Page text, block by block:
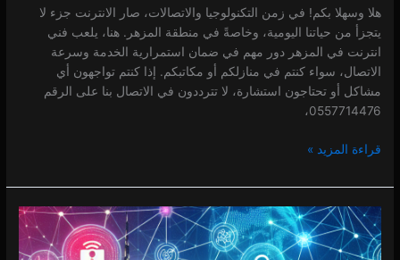
هلا وسهلا بكم! في زمن التكنولوجيا والاتصالات، صار الانترنت جزء لا
يتجزأ من حياتنا اليومية، وخاصةً في منطقة المزهر. هنا، يلعب فني
انترنت في المزهر دور مهم في ضمان استمرارية الخدمة وسرعة
الاتصال، سواء كنتم في منازلكم أو مكاتبكم. إذا كنتم تواجهون أي
مشاكل أو تحتاجون استشارة، لا تترددون في الاتصال بنا على الرقم
0557714476،
قراءة المزيد »
فني
انترنت
في